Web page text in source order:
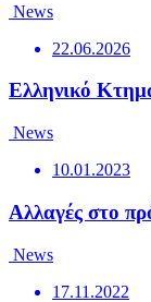
News
22.06.2026
Ελληνικό
News
10.01.2023
Αλλαγές στο
News
17.11.2022